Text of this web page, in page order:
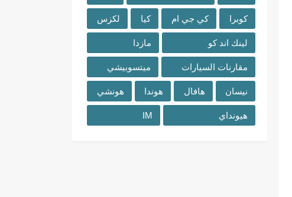
كوبرا كي جي ام كيا لكزس
لينك اند كو مازدا
مقارنات السيارات ميتسوبيشي
نيسان هافال هوندا هونشي
هيونداي IM